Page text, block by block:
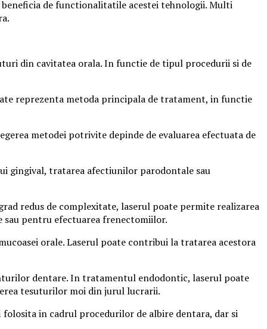
de functionalitatile acestei tehnologii. Multi
din cavitatea orala. In functie de tipul procedurii si de
reprezenta metoda principala de tratament, in functie
metodei potrivite depinde de evaluarea efectuata de
gingival, tratarea afectiunilor parodontale sau
redus de complexitate, laserul poate permite realizarea
sau pentru efectuarea frenectomiilor.
orale. Laserul poate contribui la tratarea acestora
dentare. In tratamentul endodontic, laserul poate
tesuturilor moi din jurul lucrarii.
in cadrul procedurilor de albire dentara, dar si